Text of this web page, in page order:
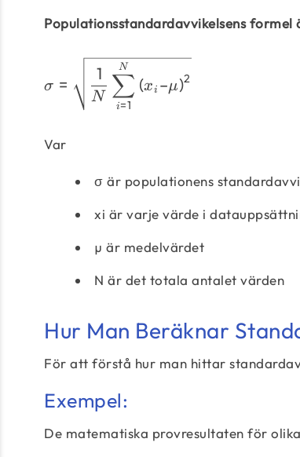
Populationsstandardavvikelsens formel
σ =
N
1
i=1
∑
N
(xi –μ)2
Var
σ är populationens
xi är varje värde i
µ är medelvärdet
N är det totala antalet värden
Hur Man Beräknar
För att förstå hur man hittar
Exempel:
De matematiska provresultaten för